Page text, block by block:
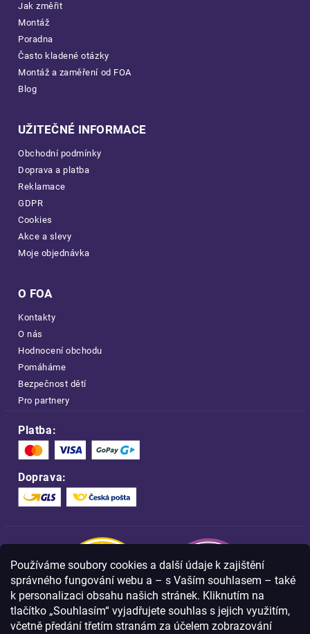
Používáme soubory cookies a další údaje k zajištění
správného fungování webu a – s Vaším souhlasem – také
k personalizaci obsahu našich stránek. Kliknutím na
tlačítko „Souhlasím“ vyjadřujete souhlas s jejich využitím,
včetně předání třetím stranám za účelem zobrazování
Jak změřit
Montáž
Poradna
Často kladené otázky
Montáž a zaměření od FOA
Blog
UŽITEČNÉ INFORMACE
Obchodní podmínky
Doprava a platba
Reklamace
GDPR
Cookies
Akce a slevy
Moje objednávka
O FOA
Kontakty
O nás
Hodnocení obchodu
Pomáháme
Bezpečnost dětí
Pro partnery
Platba:
Doprava:
Nakupujte na FOA bezpečně a bez obav.